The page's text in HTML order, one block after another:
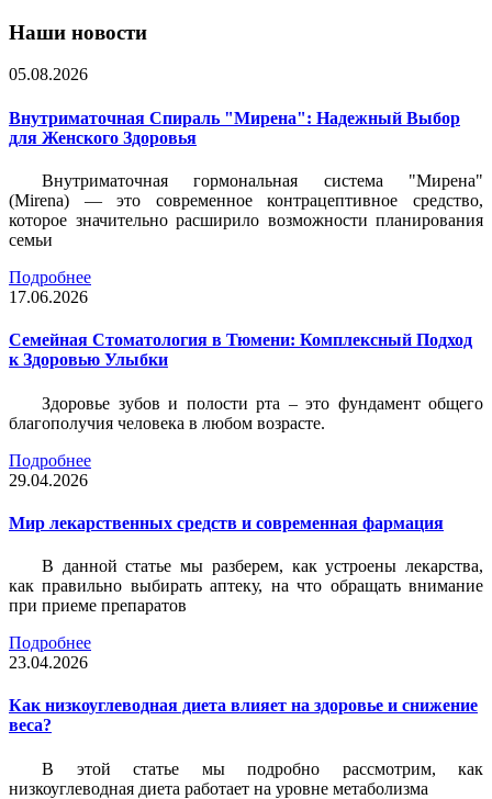
Наши новости
05.08.2026
Внутриматочная Спираль "Мирена": Надежный Выбор
для Женского Здоровья
Внутриматочная гормональная система "Мирена"
(Mirena) — это современное контрацептивное средство,
которое значительно расширило возможности планирования
семьи
Подробнее
17.06.2026
Семейная Стоматология в Тюмени: Комплексный Подход
к Здоровью Улыбки
Здоровье зубов и полости рта – это фундамент общего
благополучия человека в любом возрасте.
Подробнее
29.04.2026
Мир лекарственных средств и современная фармация
В данной статье мы разберем, как устроены лекарства,
как правильно выбирать аптеку, на что обращать внимание
при приеме препаратов
Подробнее
23.04.2026
Как низкоуглеводная диета влияет на здоровье и снижение
веса?
В этой статье мы подробно рассмотрим, как
низкоуглеводная диета работает на уровне метаболизма